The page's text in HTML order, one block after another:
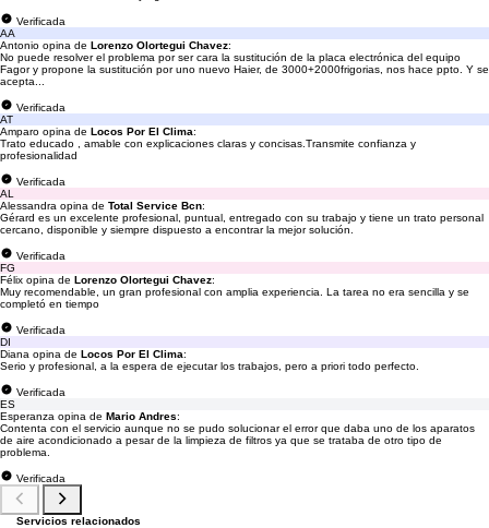
Verificada
AA
Antonio opina de Lorenzo Olortegui Chavez:
No puede resolver el problema por ser cara la sustitución de la placa electrónica del equipo
Fagor y propone la sustitución por uno nuevo Haier, de 3000+2000frigorias, nos hace ppto. Y se
acepta...
Verificada
AT
Amparo opina de Locos Por El Clima:
Trato educado , amable con explicaciones claras y concisas.Transmite confianza y
profesionalidad
Verificada
AL
Alessandra opina de Total Service Bcn:
Gérard es un excelente profesional, puntual, entregado con su trabajo y tiene un trato personal
cercano, disponible y siempre dispuesto a encontrar la mejor solución.
Verificada
FG
Félix opina de Lorenzo Olortegui Chavez:
Muy recomendable, un gran profesional con amplia experiencia. La tarea no era sencilla y se
completó en tiempo
Verificada
DI
Diana opina de Locos Por El Clima:
Serio y profesional, a la espera de ejecutar los trabajos, pero a priori todo perfecto.
Verificada
ES
Esperanza opina de Mario Andres:
Contenta con el servicio aunque no se pudo solucionar el error que daba uno de los aparatos
de aire acondicionado a pesar de la limpieza de filtros ya que se trataba de otro tipo de
problema.
Verificada
Servicios relacionados